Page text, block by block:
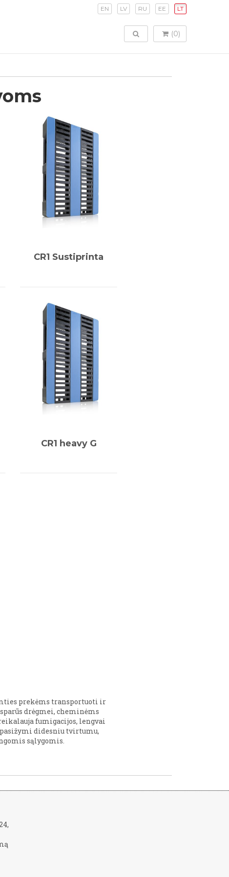
EN LV RU EE LT
TOGGLE SEARCH
(0)
CR1 Sustiprinta
CR1 heavy G
prekėms transportuoti ir
drėgmei, cheminėms
fumigacijos, lengvai
didesniu tvirtumu,
sąlygomis.